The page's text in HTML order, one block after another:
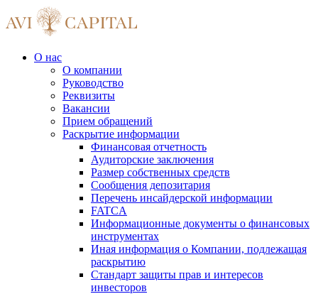
О нас
О компании
Руководство
Реквизиты
Вакансии
Прием обращений
Раскрытие информации
Финансовая отчетность
Аудиторские заключения
Размер собственных средств
Сообщения депозитария
Перечень инсайдерской информации
FATCA
Информационные документы о финансовых
инструментах
Иная информация о Компании, подлежащая
раскрытию
Стандарт защиты прав и интересов
инвесторов